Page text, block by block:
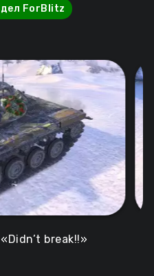
ForBlitz
break!!»